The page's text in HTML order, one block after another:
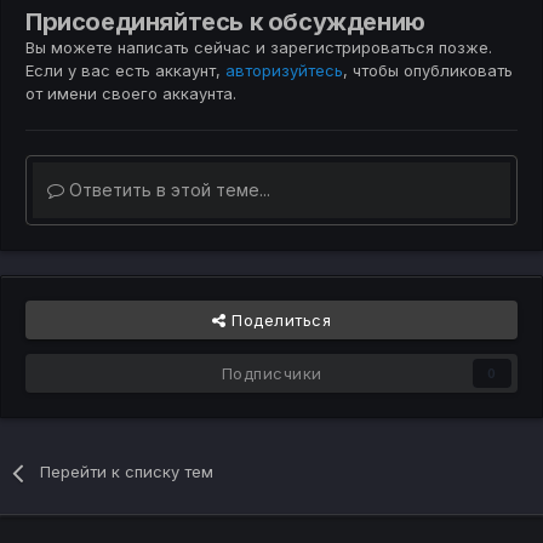
Присоединяйтесь к обсуждению
Вы можете написать сейчас и зарегистрироваться позже.
Если у вас есть аккаунт, авторизуйтесь, чтобы опубликовать
от имени своего аккаунта.
Ответить в этой теме...
Поделиться
Подписчики
Перейти к списку тем